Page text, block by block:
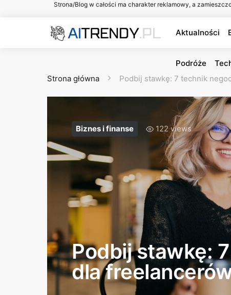
Strona/Blog w całości ma charakter reklamowy, a
Aktualności
Podróże
Strona główna
Podbij stawkę: 7 technik
Biznes i finanse 122 views
Podbij stawkę:
dla